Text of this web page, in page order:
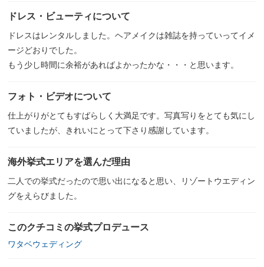
ドレス・ビューティについて
ドレスはレンタルしました。ヘアメイクは雑誌を持っていってイメ
ージどおりでした。
もう少し時間に余裕があればよかったかな・・・と思います。
フォト・ビデオについて
仕上がりがとてもすばらしく大満足です。写真写りをとても気にし
ていましたが、きれいにとって下さり感謝しています。
海外挙式エリアを選んだ理由
二人での挙式だったので思い出になると思い、リゾートウエディン
グをえらびました。
このクチコミの挙式プロデュース
ワタベウェディング